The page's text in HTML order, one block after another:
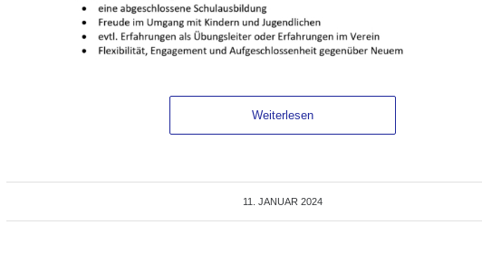
Weiterlesen
11. JANUAR 2024